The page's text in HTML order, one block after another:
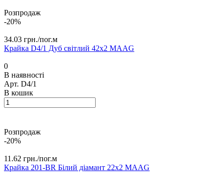
Розпродаж
-20%
34.03 грн./пог.м
Крайка D4/1 Дуб світлий 42х2 MAAG
0
В наявності
Арт. D4/1
В кошик
Розпродаж
-20%
11.62 грн./пог.м
Крайка 201-ВR Білий діамант 22х2 MАAG